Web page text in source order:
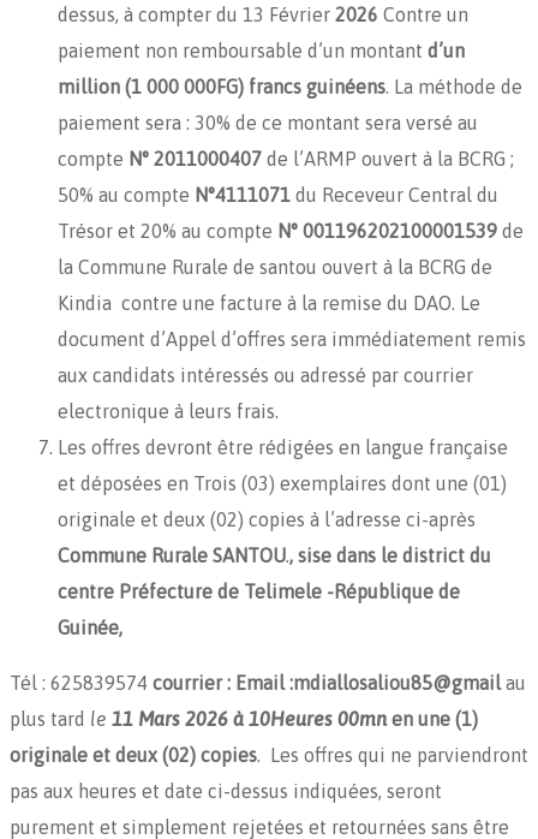
dessus, à compter du 13 Février 2026 Contre un
paiement non remboursable d’un montant d’un
million (1 000 000FG) francs guinéens. La méthode de
paiement sera : 30% de ce montant sera versé au
compte N° 2011000407 de l’ARMP ouvert à la BCRG ;
50% au compte N°4111071 du Receveur Central du
Trésor et 20% au compte N° 001196202100001539 de
la Commune Rurale de santou ouvert à la BCRG de
Kindia contre une facture à la remise du DAO. Le
document d’Appel d’offres sera immédiatement remis
aux candidats intéressés ou adressé par courrier
electronique à leurs frais.
Les offres devront être rédigées en langue française
et déposées en Trois (03) exemplaires dont une (01)
originale et deux (02) copies à l’adresse ci-après
Commune Rurale SANTOU., sise dans le district du
centre Préfecture de Telimele -République de
Guinée,
Tél : 625839574 courrier : Email :mdiallosaliou85@gmailau
plus tard le 11 Mars 2026 à 10Heures 00mnen une (1)
originale et deux (02) copies. Les offres qui ne parviendront
pas aux heures et date ci-dessus indiquées, seront
purement et simplement rejetées et retournées sans être